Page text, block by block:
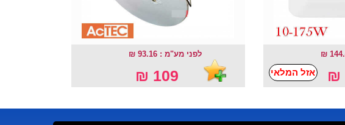
לפני מע"מ : 93.16 ₪
109 ₪ אזל המלאי